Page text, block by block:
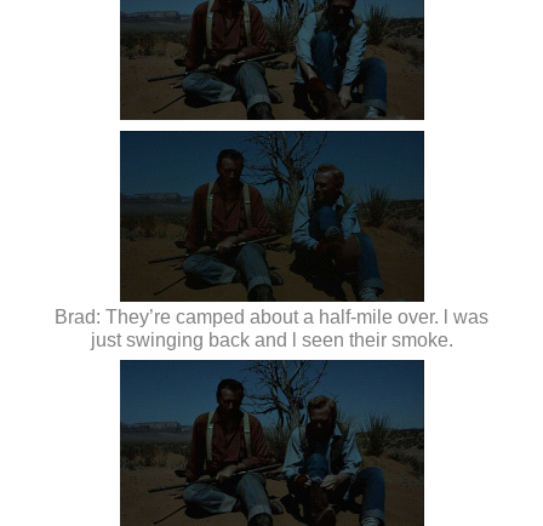
Brad: They’re camped about a half-mile over. l was
just swinging back and l seen their smoke.